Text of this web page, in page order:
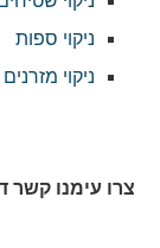
ניקוי ספות
ניקוי מזרנים